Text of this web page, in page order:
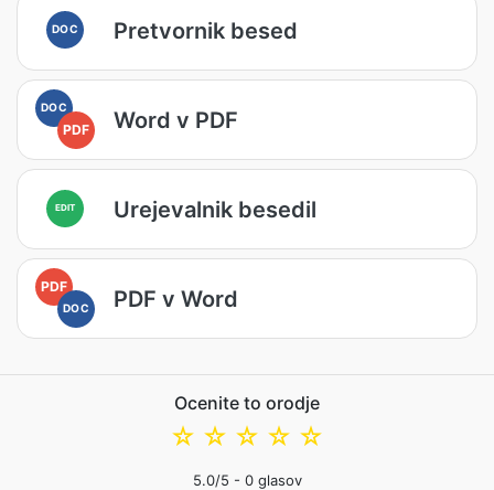
DOC Pretvornik besed
DOC
PDF Word v PDF
EDIT Urejevalnik besedil
PDF
DOC PDF v Word
Ocenite to orodje
☆
☆
☆
☆
☆
5.0/5 - 0glasov